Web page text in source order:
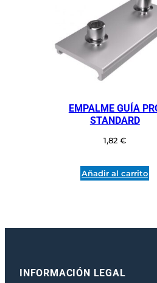
EMPALME GUÍA
STANDARD
1,82€
Añadir al carrito
INFORMACIÓN LEGAL